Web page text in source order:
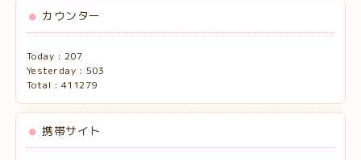
カウンター
Today : 207
Yesterday : 503
Total : 411279
携帯サイト